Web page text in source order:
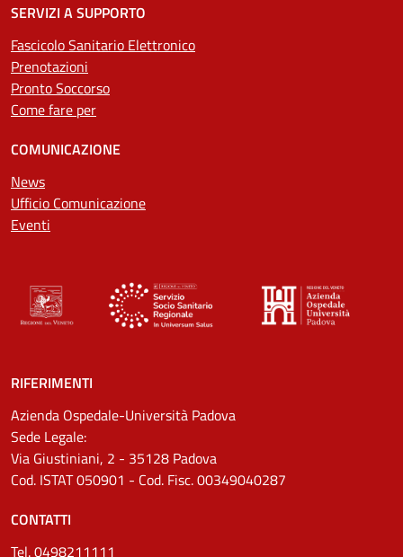
SERVIZI A SUPPORTO
Fascicolo Sanitario Elettronico
Prenotazioni
Pronto Soccorso
Come fare per
COMUNICAZIONE
News
Ufficio Comunicazione
Eventi
RIFERIMENTI
Azienda Ospedale-Università Padova
Sede Legale:
Via Giustiniani, 2 - 35128 Padova
Cod. ISTAT 050901 - Cod. Fisc. 00349040287
CONTATTI
Tel.0498211111